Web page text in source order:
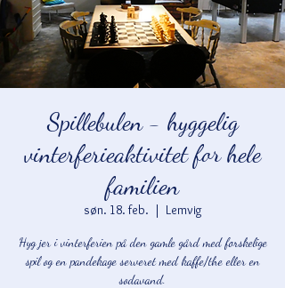
Spillebulen - hyggelig
vinterferieaktivitet for hele
familien
søn. 18. feb.
  |
Lemvig
Hyg jer i vinterferien på den gamle gård med forskelige
spil og en pandekage serveret med kaffe/the eller en
sodavand.